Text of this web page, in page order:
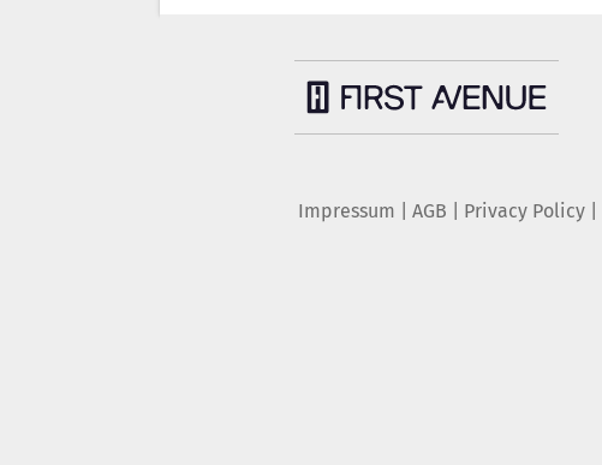
Impressum AGB Privacy Policy|